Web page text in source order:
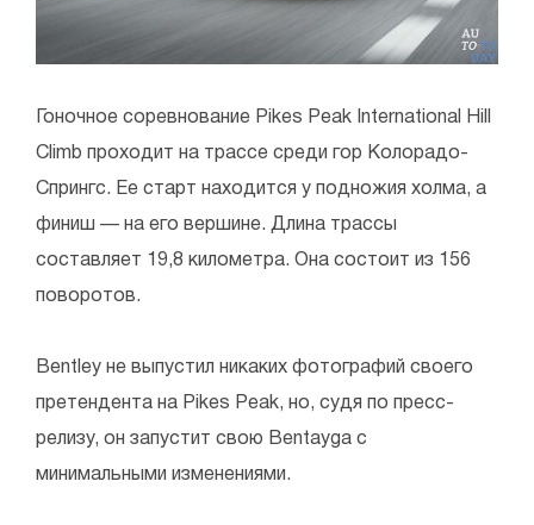
Гоночное соревнование Pikes Peak International Hill
Climb проходит на трассе среди гор Колорадо-
Спрингс. Ее старт находится у подножия холма, а
финиш — на его вершине. Длина трассы
составляет 19,8 километра. Она состоит из 156
поворотов.
Bentley не выпустил никаких фотографий своего
претендента на Pikes Peak, но, судя по пресс-
релизу, он запустит свою Bentayga с
минимальными изменениями.